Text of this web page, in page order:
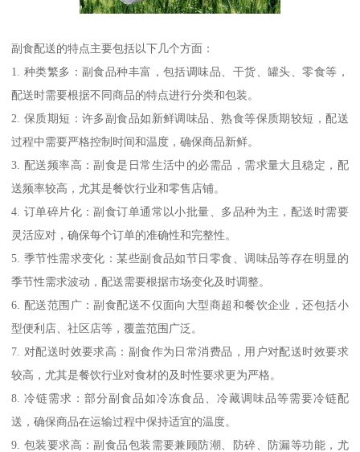
副食配送的特点主要包括以下几个方面：
1. 种类繁多：副食品种丰富，包括调味品、干货、罐头、零食等，
配送时需要根据不同商品的特点进行分类和包装。
2. 保质期短：许多副食品如新鲜调味品、熟食等保质期较短，配送
过程中需要严格控制时间和温度，确保商品新鲜。
3. 配送频率高：副食是日常生活中的必需品，需求量大且稳定，配
送频率较高，尤其是餐饮行业和零售店铺。
4. 订单碎片化：副食订单通常以小批量、多品种为主，配送时需要
灵活应对，确保每个订单的准确性和完整性。
5. 季节性需求变化：某些副食品如节日零食、调味品等存在明显的
季节性需求波动，配送需要根据市场变化及时调整。
6. 配送范围广：副食配送不仅面向大型商超和餐饮企业，还包括小
型便利店、社区店等，覆盖范围广泛。
7. 对配送时效要求高：副食作为日常消费品，用户对配送时效要求
较高，尤其是餐饮行业对食材的及时性要求更为严格。
8. 冷链需求：部分副食品如冷冻食品、冷藏调味品等需要冷链配
送，确保商品在运输过程中保持适宜的温度。
9. 包装要求高：副食品包装需要兼顾防潮、防碎、防漏等功能，尤